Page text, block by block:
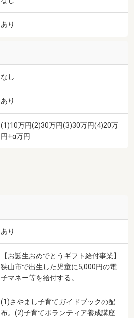
あり
なし
あり
(1)10万円(2)30万円(3)30万円(4)20万
円+α万円
あり
【お誕生おめでとうギフト給付事業】
狭山市で出生した児童に5,000円の電
子マネー等を給付する。
(1)さやまし子育てガイドブックの配
布。(2)子育てボランティア養成講座